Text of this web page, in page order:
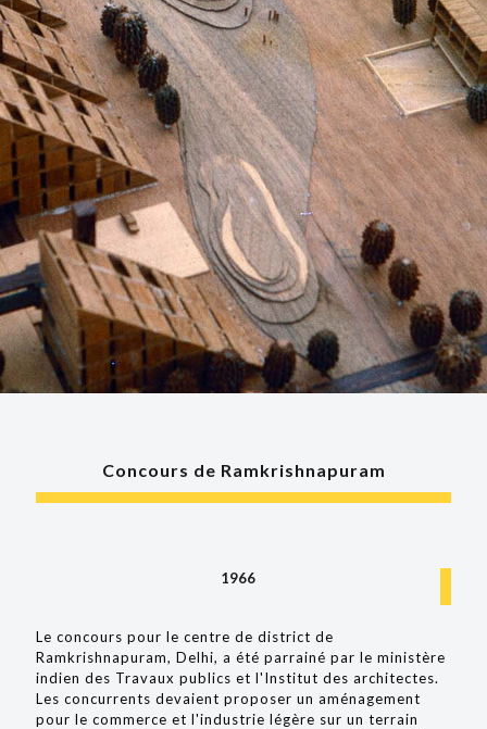
Concours de Ramkrishnapuram
1966
Le concours pour le centre de district de
Ramkrishnapuram, Delhi, a été parrainé par le ministère
indien des Travaux publics et l'Institut des architectes.
Les concurrents devaient proposer un aménagement
pour le commerce et l'industrie légère sur un terrain